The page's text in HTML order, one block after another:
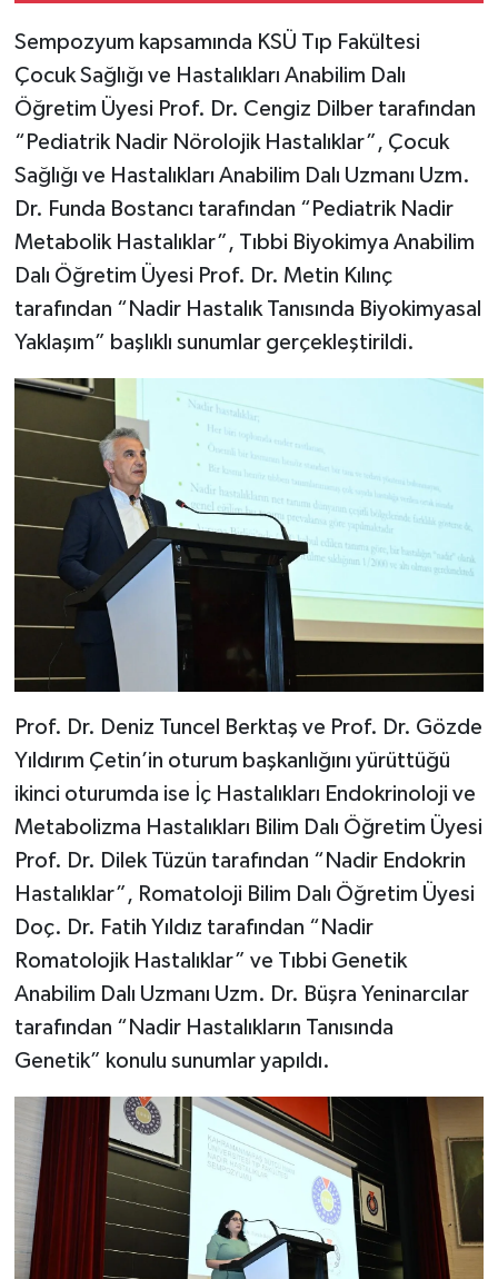
Sempozyum kapsamında KSÜ Tıp Fakültesi
Çocuk Sağlığı ve Hastalıkları Anabilim Dalı
Öğretim Üyesi Prof. Dr. Cengiz Dilber tarafından
“Pediatrik Nadir Nörolojik Hastalıklar”, Çocuk
Sağlığı ve Hastalıkları Anabilim Dalı Uzmanı Uzm.
Dr. Funda Bostancı tarafından “Pediatrik Nadir
Metabolik Hastalıklar”, Tıbbi Biyokimya Anabilim
Dalı Öğretim Üyesi Prof. Dr. Metin Kılınç
tarafından “Nadir Hastalık Tanısında Biyokimyasal
Yaklaşım” başlıklı sunumlar gerçekleştirildi.
Prof. Dr. Deniz Tuncel Berktaş ve Prof. Dr. Gözde
Yıldırım Çetin’in oturum başkanlığını yürüttüğü
ikinci oturumda ise İç Hastalıkları Endokrinoloji ve
Metabolizma Hastalıkları Bilim Dalı Öğretim Üyesi
Prof. Dr. Dilek Tüzün tarafından “Nadir Endokrin
Hastalıklar”, Romatoloji Bilim Dalı Öğretim Üyesi
Doç. Dr. Fatih Yıldız tarafından “Nadir
Romatolojik Hastalıklar” ve Tıbbi Genetik
Anabilim Dalı Uzmanı Uzm. Dr. Büşra Yeninarcılar
tarafından “Nadir Hastalıkların Tanısında
Genetik” konulu sunumlar yapıldı.